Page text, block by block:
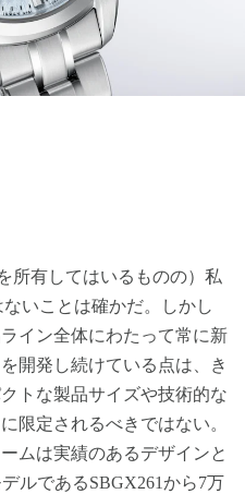
所有してはいるものの）私
いことは確かだ。しかし
イン全体にわたって常に新
開発し続けている点は、き
トな製品サイズや技術的な
限定されるべきではない。
ムは実績のあるデザインと
ルであるSBGX261から7万